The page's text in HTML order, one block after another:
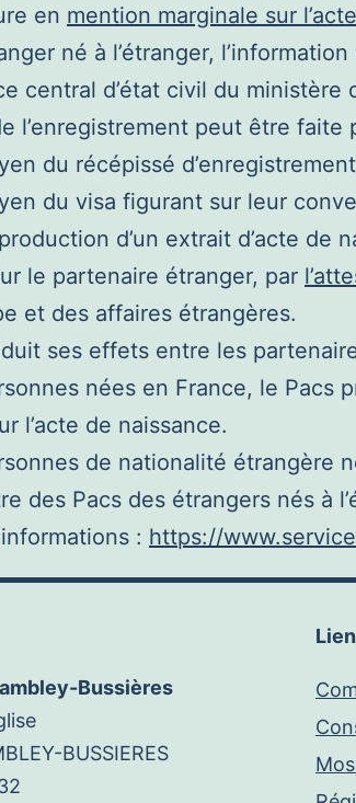
en mention marginale sur
né à l’étranger,
central d’état civil du ministère
l’enregistrement peut être faite
du récépissé
du visa figurant sur leur
d’un extrait d’acte de
le partenaire étranger, par
et des affaires étrangères.
ses effets entre les
nées en France, le Pacs
l’acte de naissance.
de nationalité étrangère
des Pacs des étrangers nés à
: https://
Bussières
BUSSIERES